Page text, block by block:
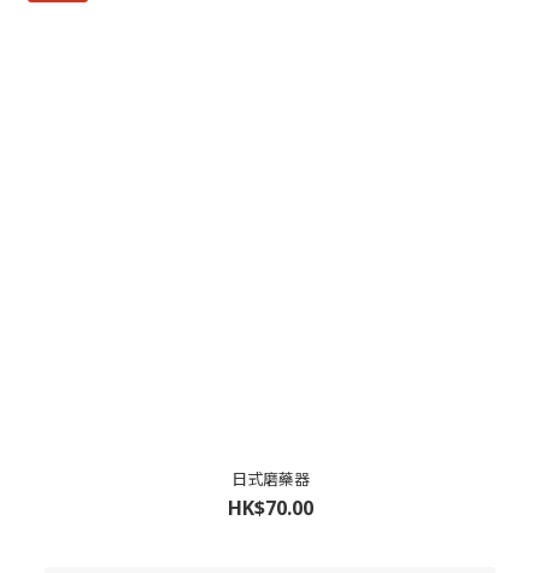
日式磨藥器
HK$70.00